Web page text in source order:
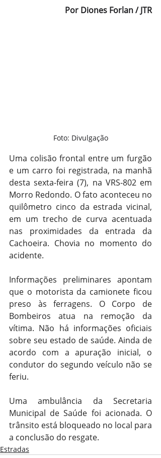
Por Diones Forlan / JTR
Foto: Divulgação
Uma colisão frontal entre um furgão
e um carro foi registrada, na manhã
desta sexta-feira (7), na VRS-802 em
Morro Redondo. O fato aconteceu no
quilômetro cinco da estrada vicinal,
em um trecho de curva acentuada
nas proximidades da entrada da
Cachoeira. Chovia no momento do
acidente.
Informações preliminares apontam
que o motorista da camionete ficou
preso às ferragens. O Corpo de
Bombeiros atua na remoção da
vítima. Não há informações oficiais
sobre seu estado de saúde. Ainda de
acordo com a apuração inicial, o
condutor do segundo veículo não se
feriu.
Uma ambulância da Secretaria
Municipal de Saúde foi acionada. O
trânsito está bloqueado no local para
a conclusão do resgate.
Estradas